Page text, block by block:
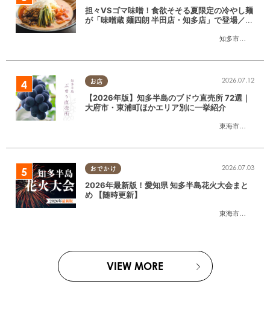
知多市
,半田市
担々VSゴマ味噌！食欲そそる夏限定の冷やし麺
が「味噌蔵 麺四朗 半田店・知多店」で登場／ち
お店
東海市
,大府市
2026.07.12
【2026年版】知多半島のブドウ直売所 72選｜
大府市・東浦町ほかエリア別に一挙紹介
おでかけ
東海市
,大府市
2026.07.03
2026年最新版！愛知県 知多半島花火大会まと
め 【随時更新】
VIEW MORE